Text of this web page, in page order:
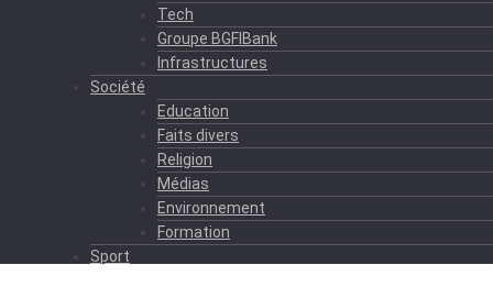
Tech
Groupe BGFIBank
Infrastructures
Société
Education
Faits divers
Religion
Médias
Environnement
Formation
Sport